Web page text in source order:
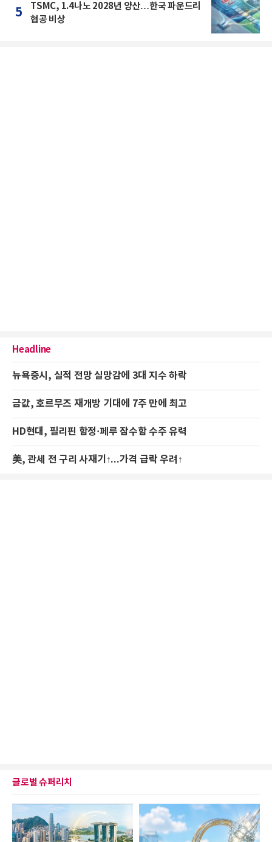
5
TSMC, 1.4나노 2028년 양산…한국 파운드리
협공 비상
Headline
뉴욕증시, 실적 전망 실망감에 3대 지수 하락
금값, 호르무즈 재개방 기대에 7주 만에 최고
HD현대, 필리핀 함정·페루 잠수함 수주 유력
美, 관세 전 구리 사재기↑...가격 급락 우려↑
글로벌 슈퍼리치